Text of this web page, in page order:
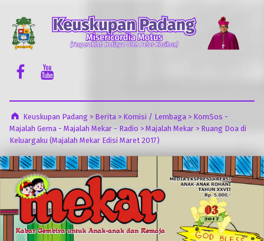
Facebook Komsos
Youtube Komsos
Keuskupan Padang > Berita> Komisi / Lembaga> KomSos -
Majalah Gema - Majalah Mekar - Radio > Majalah Mekar > Ruang Doa di
Keluargaku (Majalah Mekar Edisi Maret 2017)